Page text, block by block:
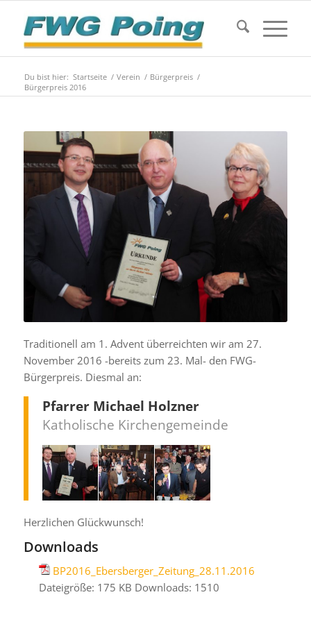
Du bist hier: Startseite / Verein / Bürgerpreis /
Bürgerpreis 2016
Traditionell am 1. Advent überreichten wir am 27.
November 2016 -bereits zum 23. Mal- den FWG-
Bürgerpreis. Diesmal an:
Pfarrer Michael Holzner
Katholische Kirchengemeinde
Herzlichen Glückwunsch!
Downloads
BP2016_Ebersberger_Zeitung_28.11.2016
Dateigröße: 175 KB Downloads: 1510